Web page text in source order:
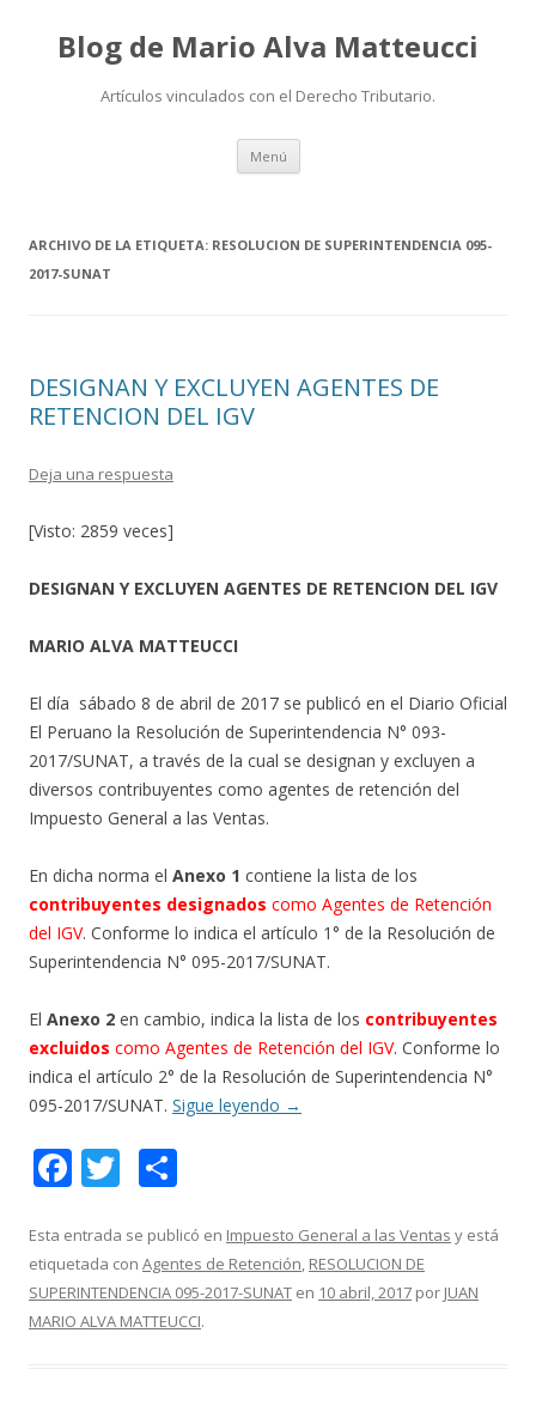
Blog de Mario Alva Matteucci
Artículos vinculados con el Derecho Tributario.
Menú Ir
contenido
ARCHIVO DE LA ETIQUETA: RESOLUCION DE SUPERINTENDENCIA 095-
2017-SUNAT
DESIGNAN Y EXCLUYEN AGENTES DE
RETENCION DEL IGV
Deja una respuesta
[Visto: 2859 veces]
DESIGNAN Y EXCLUYEN AGENTES DE RETENCION DEL IGV
MARIO ALVA MATTEUCCI
El día sábado 8 de abril de 2017 se publicó en el Diario Oficial
El Peruano la Resolución de Superintendencia N° 093-
2017/SUNAT, a través de la cual se designan y excluyen a
diversos contribuyentes como agentes de retención del
Impuesto General a las Ventas.
En dicha norma el Anexo 1 contiene la lista de los
contribuyentes designados como Agentes de Retención
del IGV. Conforme lo indica el artículo 1° de la Resolución de
Superintendencia N° 095-2017/SUNAT.
El Anexo 2 en cambio, indica la lista de los contribuyentes
excluidos como Agentes de Retención del IGV. Conforme lo
indica el artículo 2° de la Resolución de Superintendencia N°
095-2017/SUNAT. Sigue leyendo →
F
e
b
o
T
itt
er
m
p
ar
Esta entrada se publicó en Impuesto General a las Ventas y está
etiquetada con Agentes de Retención, RESOLUCION DE
SUPERINTENDENCIA 095-2017-SUNAT en 10 abril, 2017 por JUAN
MARIO ALVA MATTEUCCI.